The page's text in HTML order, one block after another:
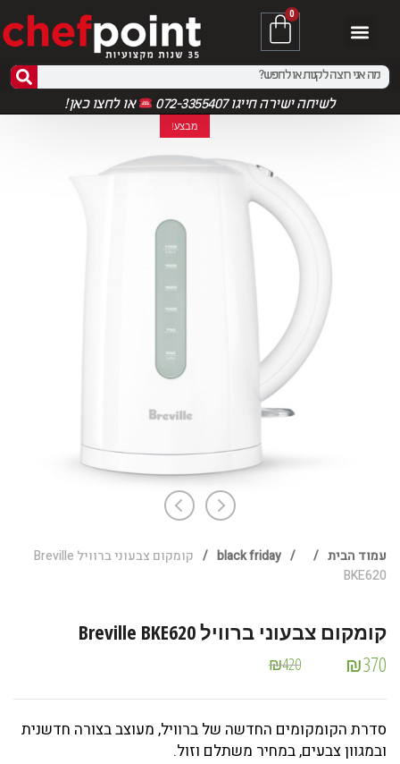
0
לשיחה ישירה חייגו 072-3355407 אולחצו כאן!
מבצע!
עמוד הבית /
/
black friday
/
קומקום צבעוני ברוויל Breville
BKE620
קומקום צבעוני ברוויל Breville BKE620
₪420 ₪370
סדרת הקומקומים החדשה של ברוויל, מעוצב בצורה חדשנית
ובמגוון צבעים, במחיר משתלם וזול.